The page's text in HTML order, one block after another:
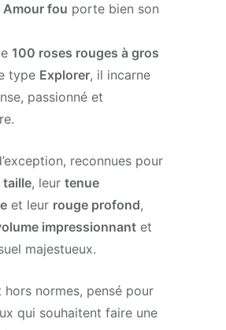
Amour fou porte bien son
100 roses rouges à gros
type Explorer, il incarne
passionné et
reconnues pour
taille, leur tenue
et leur rouge profond,
impressionnant et
majestueux.
hors normes, pensé pour
qui souhaitent faire une